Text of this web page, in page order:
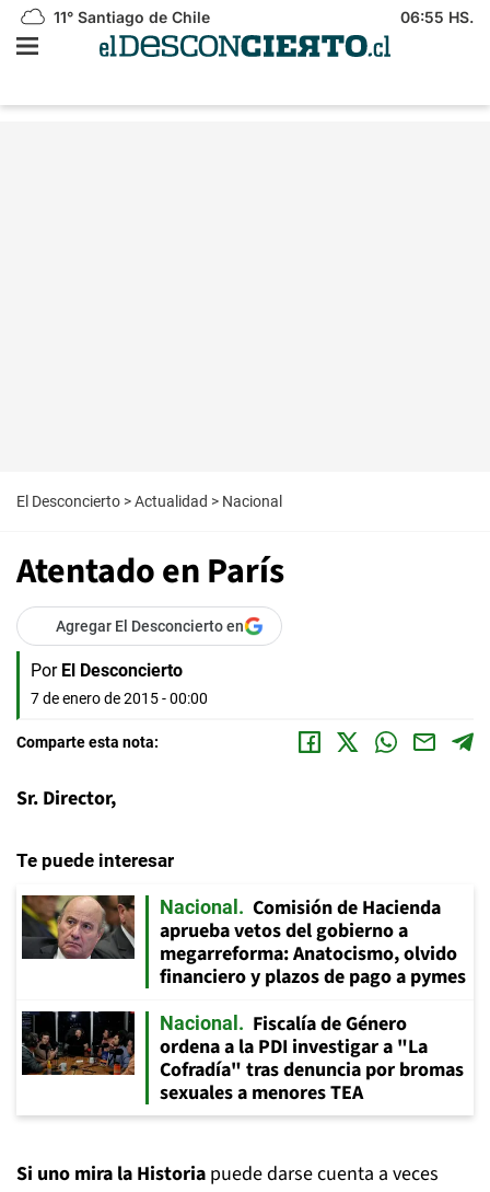
11° Santiago de Chile 06:55 HS.
El Desconcierto >Actualidad > Nacional
Atentado en París
Agregar El Desconcierto en
Por El Desconcierto
7 de enero de 2015 - 00:00
Comparte esta nota:
Sr. Director,
Te puede interesar
Nacional
Comisión de Hacienda
aprueba vetos del gobierno a
megarreforma: Anatocismo, olvido
financiero y plazos de pago a pymes
Nacional
Fiscalía de Género
ordena a la PDI investigar a "La
Cofradía" tras denuncia por bromas
sexuales a menores TEA
Si uno mira la Historia puede darse cuenta a veces